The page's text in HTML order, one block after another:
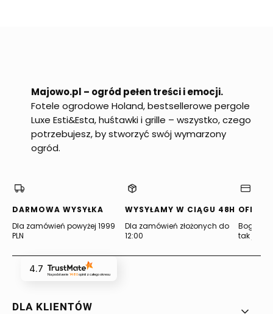
Majowo.pl – ogród pełen treści i emocji.
Fotele ogrodowe Holand, bestsellerowe pergole
Luxe Esti&Esta, huśtawki i grille – wszystko, czego
potrzebujesz, by stworzyć swój wymarzony
ogród.
DARMOWA WYSYŁKA
Dla zamówień powyżej 1999
PLN
WYSYŁAMY W CIĄGU 48H
Dla zamówień złożonych do
12:00
Bogata
tak jak
4.7
Na podstawie 1480opinii z całego okresu
Linki w stopce
DLA KLIENTÓW